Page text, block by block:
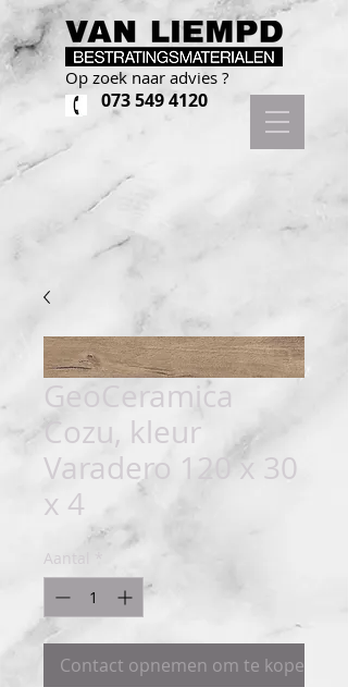
Op zoek naar advies ?
073 549 4120
GeoCeramica
Cozu, kleur
Varadero 120 x 30
x 4
Aantal
Contact opnemen om te kopen